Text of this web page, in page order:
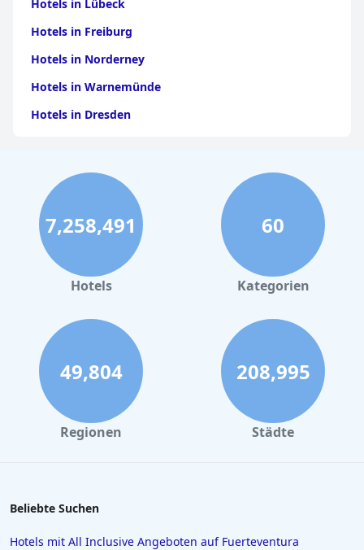
Hotels in Lübeck
Hotels in Freiburg
Hotels in Norderney
Hotels in Warnemünde
Hotels in Dresden
Hotels in Stuttgart
Hotels in Leipzig
Hotels in Bamberg
Hotels in Nürnberg
Hotels in Büsum
Hotels in London
Hotels in Heidelberg
Hotels in Timmendorfer Strand
Hotels im Harz
Hotels in Barcelona
7,258,491
Hotels
60
Kategorien
49,804
Regionen
208,995
Städte
Beliebte Suchen
Hotels mit All Inclusive Angeboten auf Fuerteventura